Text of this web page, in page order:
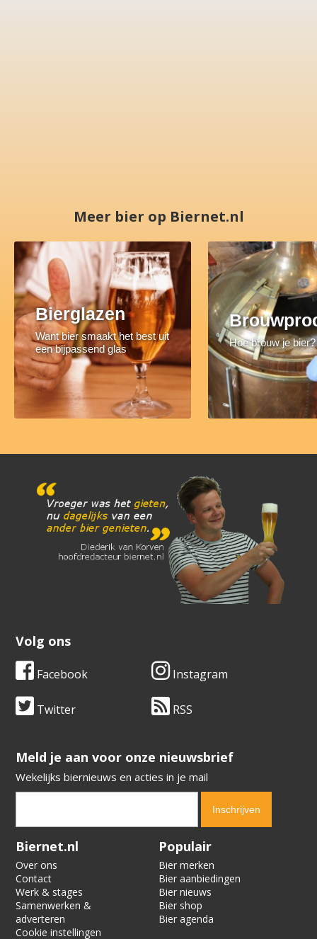
Meer bier op Biernet.nl
Bierglazen
Want bier smaakt het best uit
een bijpassend glas
Hoe brouw je bier?
Volg ons
Facebook Instagram
Twitter RSS
​​​​​​​Meld je aan voor onze nieuwsbrief
Wekelijks biernieuws en acties in je mail
Verification code:
Biernet.nl
Over ons
Contact
Werk & stages
Samenwerken &
adverteren
Cookie instellingen
Populair
Bier merken
Bier aanbiedingen
Bier nieuws
Bier shop
Bier agenda